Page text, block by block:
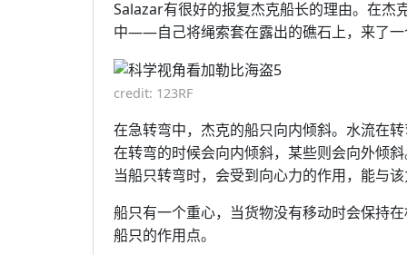
Salazar有很好的报复杰克船长的理由。在杰
中——自己将绳索套在露出的礁石上，来了
credit: 123RF
在急转弯中，杰克的船只向内倾斜。水流在
在转弯的时候会向内倾斜，某些则会向外倾
当船只转弯时，会受到向心力的作用，能与
船只有一个重心，当货物没有移动时会保持
船只的作用点。